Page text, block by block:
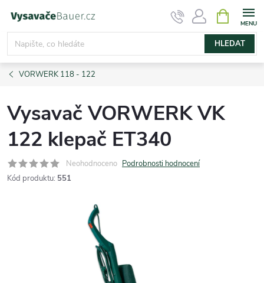
obsah
HLEDAT
NÁKUPNÍ
KOŠÍK
VORWERK 118 - 122
Vysavač VORWERK VK
122 klepač ET340
Neohodnoceno Podrobnosti hodnocení
Kód produktu: 551